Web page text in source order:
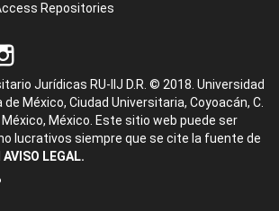
Repositories
Jurídicas RU-IIJ D.R. © 2018. Universidad
México, Ciudad Universitaria, Coyoacán, C.
México, México. Este sitio web puede ser
lucrativos siempre que se cite la fuente de
AVISO LEGAL.